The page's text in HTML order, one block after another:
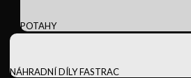
POTAHY
NÁHRADNÍ DÍLY FASTRAC